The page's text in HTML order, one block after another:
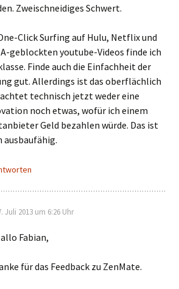
Zweischneidiges Schwert.
Click Surfing auf Hulu, Netflix und
geblockten youtube-Videos finde ich
Finde auch die Einfachheit der
gut. Allerdings ist das oberflächlich
technisch jetzt weder eine
noch etwas, wofür ich einem
Geld bezahlen würde. Das ist
ausbaufähig.
Juli 2013 um 6:26 Uhr
Fabian,
für das Feedback zu ZenMate.